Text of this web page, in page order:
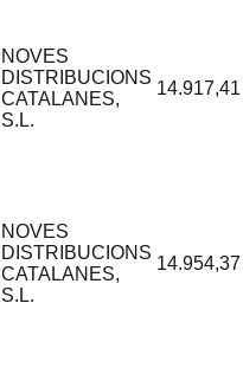
NOVES
DISTRIBUCIONS
CATALANES,
S.L.
NOVES
DISTRIBUCIONS
CATALANES,
S.L.